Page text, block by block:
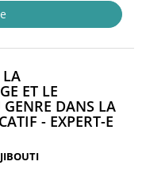
LA
ET LE
GENRE DANS LA
- EXPERT-E